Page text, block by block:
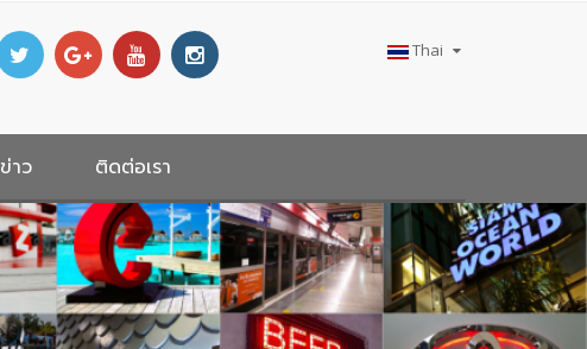
Thai
ข่าว ติดต่อเรา